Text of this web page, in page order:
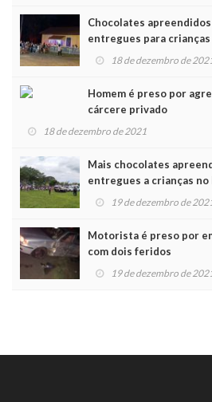
Chocolates
entregues para crianças
Noel
18 de dezembro de
Homem é preso por
cárcere privado
18 de dezembro de 2021
Mais chocolates
entregues a crianças
19 de dezembro de
Motorista é preso por
com dois feridos
19 de dezembro de